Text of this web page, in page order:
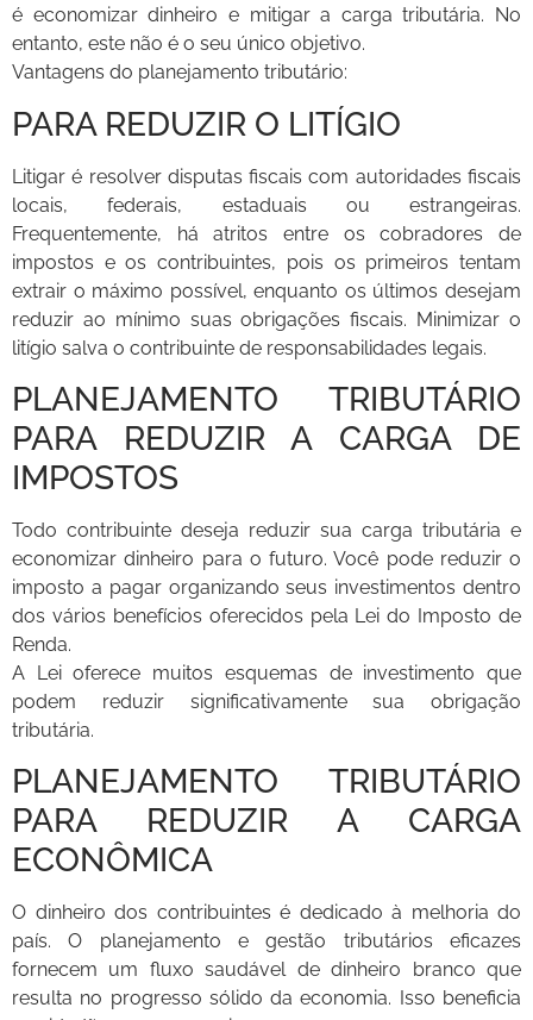
é economizar dinheiro e mitigar a carga tributária. No
entanto, este não é o seu único objetivo.
Vantagens do planejamento tributário:
PARA REDUZIR O LITÍGIO
Litigar é resolver disputas fiscais com autoridades fiscais
locais, federais, estaduais ou estrangeiras.
Frequentemente, há atritos entre os cobradores de
impostos e os contribuintes, pois os primeiros tentam
extrair o máximo possível, enquanto os últimos desejam
reduzir ao mínimo suas obrigações fiscais. Minimizar o
litígio salva o contribuinte de responsabilidades legais.
PLANEJAMENTO TRIBUTÁRIO
PARA REDUZIR A CARGA DE
IMPOSTOS
Todo contribuinte deseja reduzir sua carga tributária e
economizar dinheiro para o futuro. Você pode reduzir o
imposto a pagar organizando seus investimentos dentro
dos vários benefícios oferecidos pela Lei do Imposto de
Renda.
A Lei oferece muitos esquemas de investimento que
podem reduzir significativamente sua obrigação
tributária.
PLANEJAMENTO TRIBUTÁRIO
PARA REDUZIR A CARGA
ECONÔMICA
O dinheiro dos contribuintes é dedicado à melhoria do
país. O planejamento e gestão tributários eficazes
fornecem um fluxo saudável de dinheiro branco que
resulta no progresso sólido da economia. Isso beneficia